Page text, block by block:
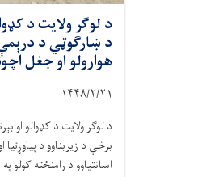
د لوګر ولایت د
د ښارګوټي د
هوارولو او جغل
۱۴۴۸/۲/۲۱
د لوګر ولایت د کډوالو او
برخې د زیربناوو د
اسانتیاوو د رامنځته